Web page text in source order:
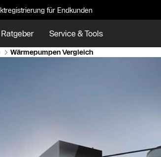
für Endkunden
Ratgeber Service & Tools
Wärmepumpen Vergleich